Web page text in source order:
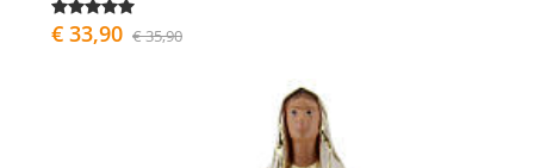
€ 33,90 € 35,90